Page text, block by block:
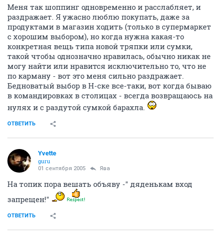
Меня так шоппинг одновременно и расслабляет, и
раздражает. Я ужасно люблю покупать, даже за
продуктами в магазин ходить (только в супермаркет
с хорошим выбором), но когда нужна какая-то
конкретная вещь типа новой тряпки или сумки,
такой чтобы однозначно нравилась, обычно никак не
могу найти или нравится исключительно то, что не
по карману - вот это меня сильно раздражает.
Бедноватый выбор в Н-ске все-таки, вот когда бываю
в командировках в столицах - всегда возвращаюсь на
нулях и с раздутой сумкой барахла.
ОТВЕТИТЬ
Yvette
guru
01 сентября 2005 Ява
На топик пора вешать объяву -" дяденькам вход
запрещен!"
ОТВЕТИТЬ